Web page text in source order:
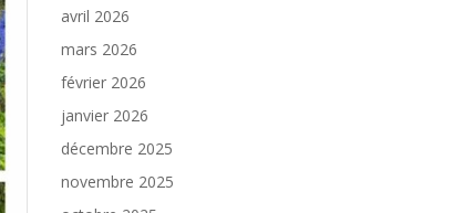
avril 2026
mars 2026
février 2026
janvier 2026
décembre 2025
novembre 2025